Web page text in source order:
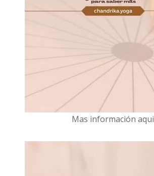
Mas información aqui